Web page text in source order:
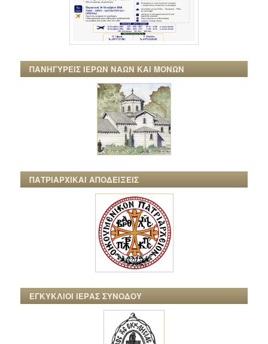
ΠΑΝΗΓΥΡΕΙΣ ΙΕΡΩΝ ΝΑΩΝ ΚΑΙ ΜΟΝΩΝ
ΠΑΤΡΙΑΡΧΙΚΑΙ ΑΠΟΔΕΙΞΕΙΣ
ΕΓΚΥΚΛΙΟΙ ΙΕΡΑΣ ΣΥΝΟΔΟΥ